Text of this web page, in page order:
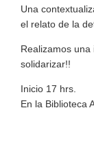
Una
el relato de la
Realizamos
solidarizar!!
Inicio 17 hrs.
En la Biblioteca